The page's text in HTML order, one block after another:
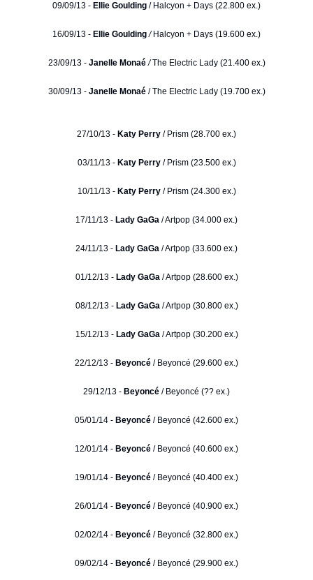
09/09/13 - Ellie Goulding / Halcyon + Days (22.800 ex.)
16/09/13 - Ellie Goulding /Halcyon + Days (19.600 ex.)
23/09/13 - Janelle Monaé /The Electric Lady (21.400 ex.)
30/09/13 - Janelle Monaé/ The Electric Lady (19.700 ex.)
27/10/13 - Katy Perry / Prism (28.700 ex.)
03/11/13 - Katy Perry/ Prism (23.500 ex.)
10/11/13 - Katy Perry/ Prism (24.300 ex.)
17/11/13 - Lady GaGa / Artpop (34.000 ex.)
24/11/13 - Lady GaGa / Artpop (33.600 ex.)
01/12/13 - Lady GaGa/ Artpop (28.600 ex.)
08/12/13 - Lady GaGa/ Artpop (30.800 ex.)
15/12/13 - Lady GaGa/ Artpop (30.200 ex.)
22/12/13 - Beyoncé / Beyoncé (29.600 ex.)
29/12/13 - Beyoncé / Beyoncé (?? ex.)
05/01/14 - Beyoncé / Beyoncé (42.600 ex.)
12/01/14 - Beyoncé / Beyoncé (40.600 ex.)
19/01/14 - Beyoncé / Beyoncé (40.400 ex.)
26/01/14 - Beyoncé / Beyoncé (40.900 ex.)
02/02/14 - Beyoncé / Beyoncé (32.800 ex.)
09/02/14 - Beyoncé / Beyoncé (29.900 ex.)